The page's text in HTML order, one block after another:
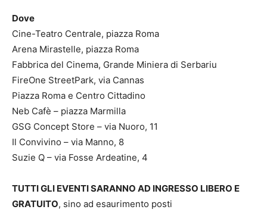
Dove
Cine-Teatro Centrale, piazza Roma
Arena Mirastelle, piazza Roma
Fabbrica del Cinema, Grande Miniera di Serbariu
FireOne StreetPark, via Cannas
Piazza Roma e Centro Cittadino
Neb Cafè – piazza Marmilla
GSG Concept Store – via Nuoro, 11
Il Convivino – via Manno, 8
Suzie Q – via Fosse Ardeatine, 4
TUTTI GLI EVENTI SARANNO AD INGRESSO LIBERO E
GRATUITO, sino ad esaurimento posti